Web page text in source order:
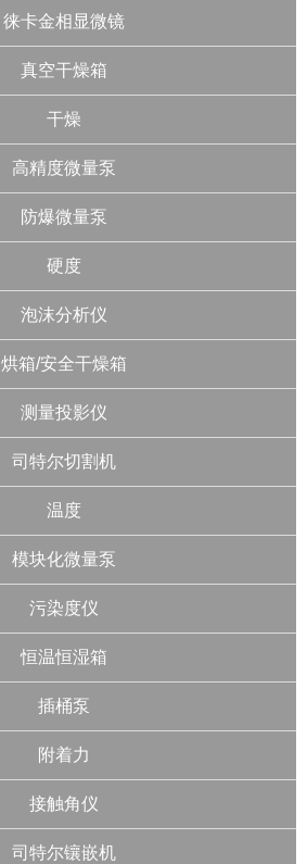
徕卡金相显微镜
真空干燥箱
干燥
高精度微量泵
防爆微量泵
硬度
泡沫分析仪
烘箱/安全干燥箱
测量投影仪
司特尔切割机
温度
模块化微量泵
污染度仪
恒温恒湿箱
插桶泵
附着力
接触角仪
司特尔镶嵌机